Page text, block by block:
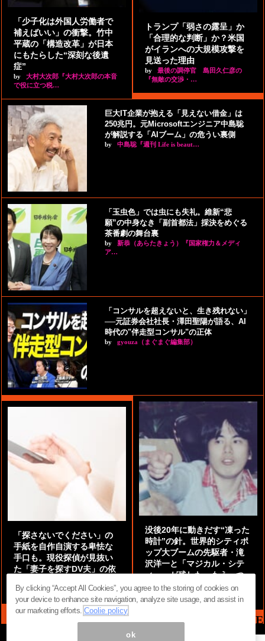
「少子化は外国人労働者で
補えばいい」の衝撃。竹中
平蔵の「構造改革」が日本
にもたらした“深刻な後遺
症”
by
大村大次郎『大村大次郎の本音
で役に立つ税…
トランプ「弱さの露呈」か
「合理的な判断」か？米国
がイランへの大規模攻撃を
見送った理由
by
最後の調停官 島田久仁彦の
『無敵の交渉・…
巨大IT企業が抱える「見えない借金」は
250兆円。元Microsoftエンジニア中島聡
が解説する「AIブーム」の危うい裏側
by 中島聡『週刊 Life is beaut…
「玉虫色」では虫にも失礼。維新“悲
願”の中身なき「副首都法」採決をめぐる
茶番劇の舞台裏
by
新恭（あらたきょう）『国家権力＆メディ
ア…
「コンサルを超えないと、生き残れない」
──元証券会社社長・澤田聖陽が語る、AI
時代の"伴走型コンサル"の正体
by gyouza（まぐまぐ編集部）
「探さないでください」の
手紙を自作自演する卑怯な
手口も。現役探偵が見抜い
た「妻子を探すDV夫」の依
by 阿部泰尚『伝説の探偵』
没後20年に動きだす“凍った
時計”の針。世界的シティポ
ップ大ブームの先駆者・滝
沢洋一と「マジカル・シテ
ィー」が残した、もう一つ
の『かぎりなき夏』
by 都鳥 流星
MAG2 NEWS HEADLINE
By clicking “Accept All Cookies”, you agree to the storing of cookies on
your device to enhance site navigation, analyze site usage, and assist in
our marketing efforts.Coolie policy
ok